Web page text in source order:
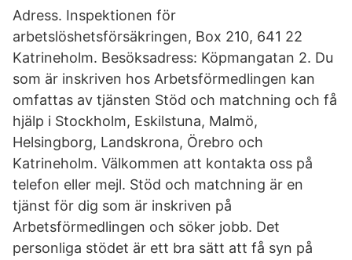
Adress. Inspektionen för
arbetslöshetsförsäkringen, Box 210, 641 22
Katrineholm. Besöksadress: Köpmangatan 2. Du
som är inskriven hos Arbetsförmedlingen kan
omfattas av tjänsten Stöd och matchning och få
hjälp i Stockholm, Eskilstuna, Malmö,
Helsingborg, Landskrona, Örebro och
Katrineholm. Välkommen att kontakta oss på
telefon eller mejl. Stöd och matchning är en
tjänst för dig som är inskriven på
Arbetsförmedlingen och söker jobb. Det
personliga stödet är ett bra sätt att få syn på